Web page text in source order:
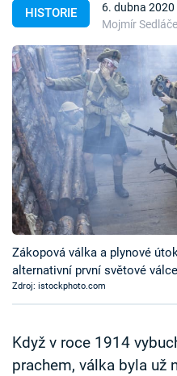
Témata
Témata
Pořady
TV Program
Časopis
Sledujte prima+
Přihlášení
Sledujte nás
HISTORIE
6. dubna 2020
Mojmír
Zákopová válka a plynové
alternativní první světové
Zdroj: istockphoto.com
Když v roce 1914
prachem, válka byla už